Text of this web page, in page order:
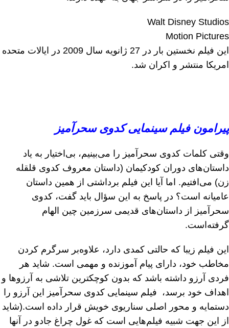
Walt Disney Studios
Motion Pictures
این فیلم نخستین بار در 27 ژانویه سال 2009 در ایالات متحده
امریکا منتشر و اکران شد.
پیرامون فیلم سینمایی کدوی سحرآمیز
وقتی کلمات کدوی سحرآمیز را می‌بینیم، بی‌اختیار به یاد
داستان‌های دوران کودکیمان (داستان معروف کدوی قلقله
زن) می‌افتیم. اما آیا این فیلم برداشتی از همین داستان
عامیانه است؟ در پاسخ به این سؤال باید گفت، کدوی
سحرآمیز از داستان‌های قدیمی سرزمین چین الهام
گرفته‌است.
این فیلم زیبا که حالتی کمدی دارد، علاوه‌بر سرگرم کردن
مخاطب خود، دارای پیام آموزنده و مهمی است. شاید هر
فردی آرزو داشته باشد که بدون کوچکترین تلاشی به آرزوها و
اهداف خود برسد، فیلم سینمایی کدوی سحرآمیز این آرزو را
دستمایه و محور اصلی سناریوی خویش قرار داده است.(شاید
از این جهت شبیه فیلم‌هایی است که غول چراغ جادو در آنها